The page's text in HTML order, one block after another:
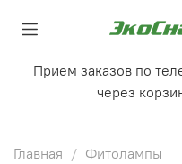
Прием заказов по
через
Главная Фитолампы